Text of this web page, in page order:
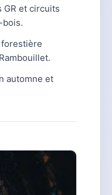
et circuits
bois.
automne et